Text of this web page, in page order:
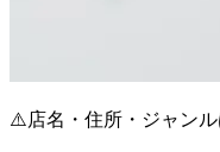
⚠️店名・住所・ジャン